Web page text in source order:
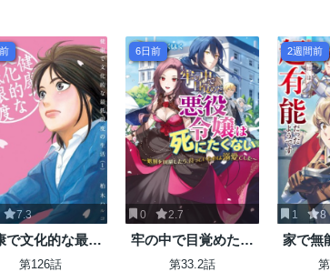
7.3
で文化的な最低
限度の生活
第126話
6日前
0 2.7
牢の中で目覚めた悪
役令嬢は死にたくな
第33.2話
2週間前
1 8
家で無
けた俺